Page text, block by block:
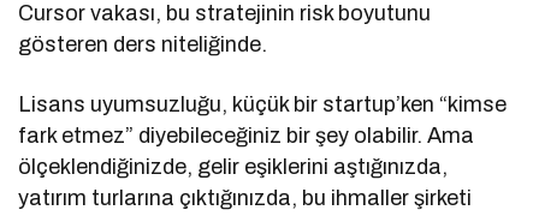
Cursor vakası, bu stratejinin risk boyutunu
gösteren ders niteliğinde.
Lisans uyumsuzluğu, küçük bir startup’ken “kimse
fark etmez” diyebileceğiniz bir şey olabilir. Ama
ölçeklendiğinizde, gelir eşiklerini aştığınızda,
yatırım turlarına çıktığınızda, bu ihmaller şirketi